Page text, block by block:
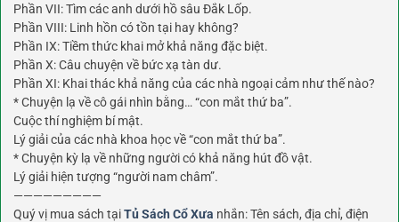
Phần VII: Tìm các anh dưới hồ sâu Đắk Lốp.
Phần VIII: Linh hồn có tồn tại hay không?
Phần IX: Tiềm thức khai mở khả năng đặc biệt.
Phần X: Câu chuyện về bức xạ tàn dư.
Phần XI: Khai thác khả năng của các nhà ngoại cảm như thế nào?
* Chuyện lạ về cô gái nhìn bằng… “con mắt thứ ba”.
Cuộc thí nghiệm bí mật.
Lý giải của các nhà khoa học về “con mắt thứ ba”.
* Chuyện kỳ lạ về những người có khả năng hút đồ vật.
Lý giải hiện tượng “người nam châm”.
—————————
Quý vị mua sách tạiTủ Sách Cổ Xưa nhắn: Tên sách, địa chỉ, điện